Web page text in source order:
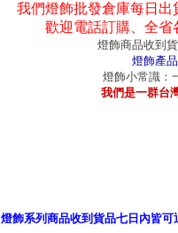
我們燈飾批發倉庫每日
歡迎電話訂購、全
燈飾商品收到
燈飾產
燈飾小常識：
我們是一群台
燈飾系列商品收到貨品七日內皆